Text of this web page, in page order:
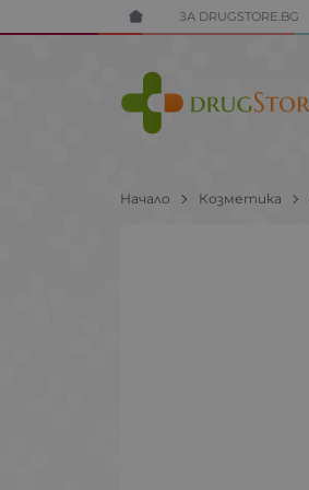
ЗА DRUGSTORE.BG
Начало Козметика